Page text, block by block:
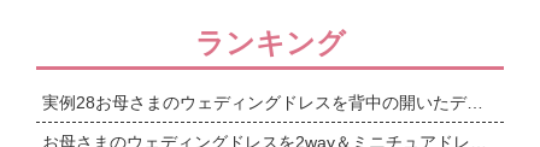
ランキング
実例28お母さまのウェディングドレスを背中の開いたデザインへリメイク